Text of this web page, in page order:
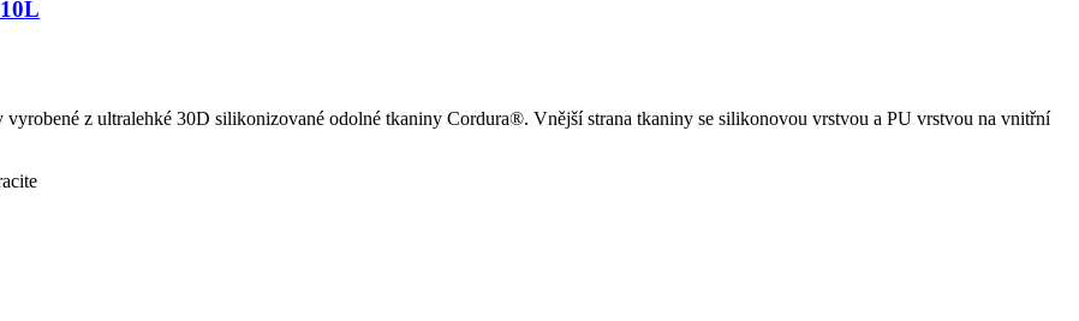
z ultralehké 30D silikonizované odolné tkaniny Cordura®. Vnější strana tkaniny se silikonovou vrstvou a PU vrstvou na vnitřní